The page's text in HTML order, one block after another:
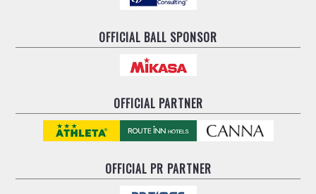
OFFICIAL BALL SPONSOR
OFFICIAL PARTNER
OFFICIALPR PARTNER